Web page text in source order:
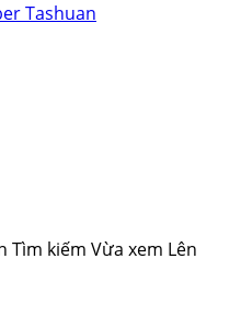
Tashuan
Tìm kiếm Vừa xem Lên